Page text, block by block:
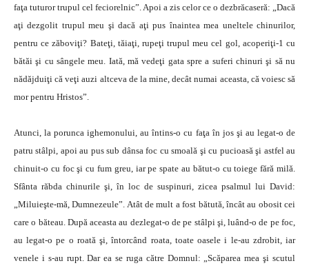
faţa tuturor trupul cel feciorelnic”. Apoi a zis celor ce o dezbrăcaseră: „Dacă
aţi dezgolit trupul meu şi dacă aţi pus înaintea mea uneltele chinurilor,
pentru ce zăboviţi? Bateţi, tăiaţi, rupeţi trupul meu cel gol, acoperiţi-1 cu
bătăi şi cu sângele meu. Iată, mă vedeţi gata spre a suferi chinuri şi să nu
nădăjduiţi că veţi auzi altceva de la mine, decât numai aceasta, că voiesc să
mor pentru Hristos”.
Atunci, la porunca ighemonului, au întins-o cu faţa în jos şi au legat-o de
patru stâlpi, apoi au pus sub dânsa foc cu smoală şi cu pucioasă şi astfel au
chinuit-o cu foc şi cu fum greu, iar pe spate au bătut-o cu toiege fără milă.
Sfânta răbda chinurile şi, în loc de suspinuri, zicea psalmul lui David:
„Miluieşte-mă, Dumnezeule”. Atât de mult a fost bătută, încât au obosit cei
care o băteau. După aceasta au dezlegat-o de pe stâlpi şi, luând-o de pe foc,
au legat-o pe o roată şi, întorcând roata, toate oasele i le-au zdrobit, iar
venele i s-au rupt. Dar ea se ruga către Domnul: „Scăparea mea şi scutul